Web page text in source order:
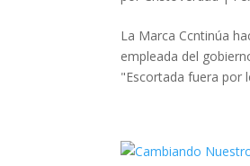
La Marca Ccntinúa
empleada del
"Escortada fuera por